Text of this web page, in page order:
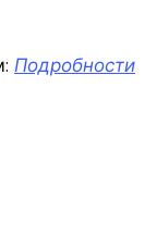
Подробности